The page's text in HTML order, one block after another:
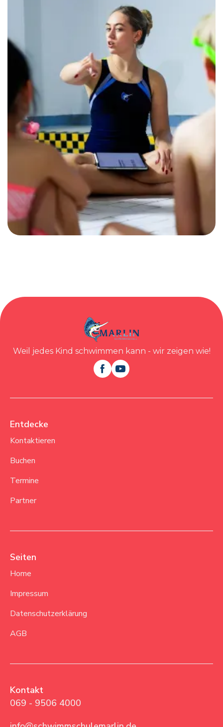
Weil jedes Kind schwimmen kann - wir zeigen wie!
 
Entdecke
Kontaktieren
Buchen
Termine
Partner
Seiten
Home
Impressum
Datenschutzerklärung
AGB
Kontakt
069 - 9506 4000